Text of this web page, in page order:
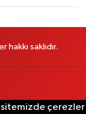
saklıdır.
sitemizde çerezler